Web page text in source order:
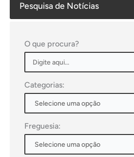
Pesquisa de Notícias
O que procura?
Categorias:
Freguesia: